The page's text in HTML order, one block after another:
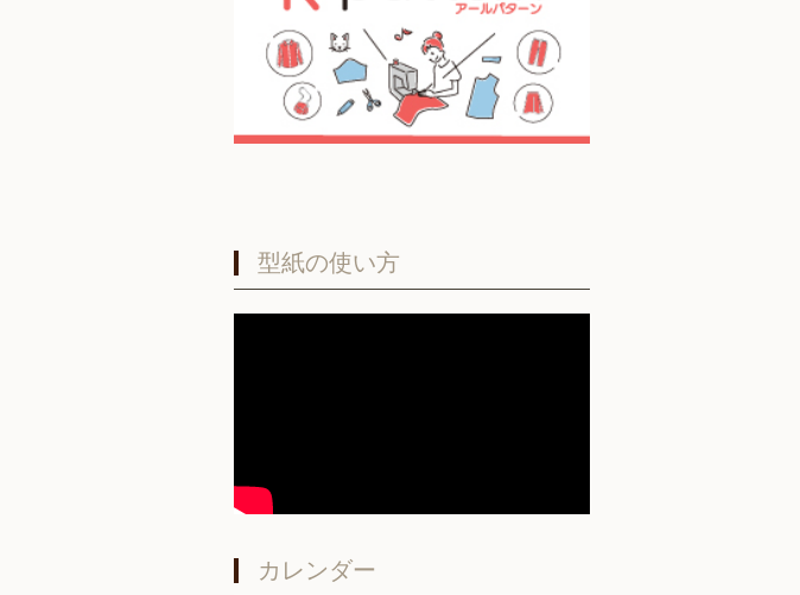
型紙の使い方
カレンダー